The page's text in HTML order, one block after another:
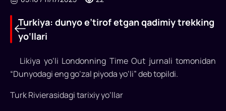
Turkiya:
Turkiya: dunyo e’tirof etgan qadimiy trekking
yo‘llari
Likiya yo‘li Londonning Time Out jurnali tomonidan
“Dunyodagi eng go‘zal piyoda yo‘li” deb topildi.
Turk Rivierasidagi tarixiy yo‘llar